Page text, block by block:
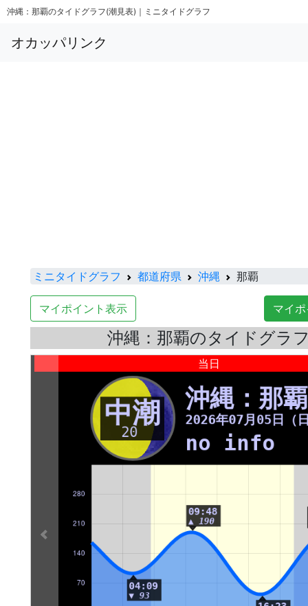
沖縄：那覇のタイドグラフ(潮見表)｜ミニタイドグラフ
オカッパリンク
ミニタイドグラフ 都道府県 沖縄 那覇
マイポイント表示 マイ
沖縄：那覇のタイドグラ
当日